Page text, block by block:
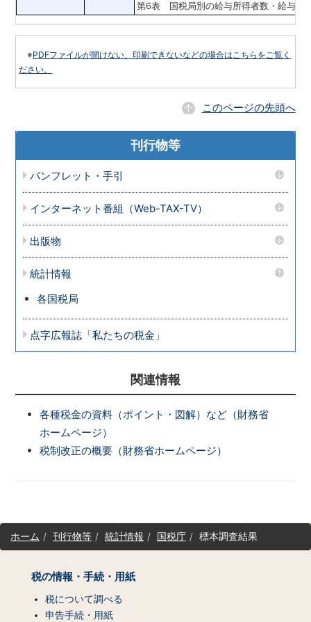
第6表 国税局別の給与所得者数・給与額
※PDFファイルが開けない、印刷できないなどの場合はこちらをご覧く
ださい。
このページの先頭へ
刊行物等
パンフレット・手引
インターネット番組（Web-TAX-TV）
出版物
統計情報
各国税局
点字広報誌「私たちの税金」
関連情報
各種税金の資料（ポイント・図解）など（財務省
ホームページ）
税制改正の概要（財務省ホームページ）
サ
イホーム 刊行物等 統計情報 国税庁 標本調査結果
税の情報・手続・用紙
税について調べる
申告手続・用紙